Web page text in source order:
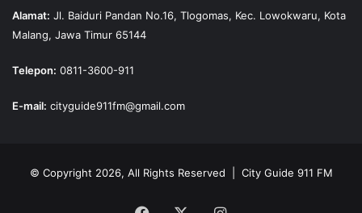
Alamat: Jl. Baiduri Pandan No.16, Tlogomas, Kec. Lowokwaru, Kota
Malang, Jawa Timur 65144
Telepon: 0811-3600-911
E-mail: cityguide911fm@gmail.com
© Copyright 2026, All Rights Reserved | City Guide 911 FM